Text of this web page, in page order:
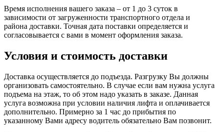
Время исполнения вашего заказа – от 1 до 3 суток в
зависимости от загруженности транспортного отдела и
района доставки. Точная дата поставки определяется и
согласовывается с вами в момент оформления заказа.
Условия и стоимость доставки
Доставка осуществляется до подъезда. Разгрузку Вы должны
организовать самостоятельно. В случае если вам нужна услуга
подъема на этаж, то об этом надо указать в заказе. Данная
услуга возможна при условии наличия лифта и оплачивается
дополнительно. Примерно за 1 час до прибытия по
указанному Вами адресу водитель обязательно Вам позвонит.